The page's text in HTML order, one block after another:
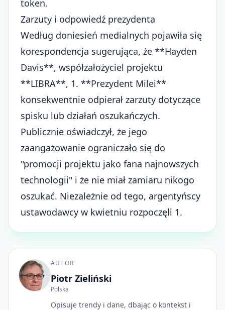
token.
Zarzuty i odpowiedź prezydenta
Według doniesień medialnych pojawiła się
korespondencja sugerująca, że **Hayden
Davis**, współzałożyciel projektu
**LIBRA**, 1. **Prezydent Milei**
konsekwentnie odpierał zarzuty dotyczące
spisku lub działań oszukańczych.
Publicznie oświadczył, że jego
zaangażowanie ograniczało się do
"promocji projektu jako fana najnowszych
technologii" i że nie miał zamiaru nikogo
oszukać. Niezależnie od tego, argentyńscy
ustawodawcy w kwietniu rozpoczęli 1.
AUTOR
Piotr Zieliński
Polska
Opisuje trendy i dane, dbając o kontekst i